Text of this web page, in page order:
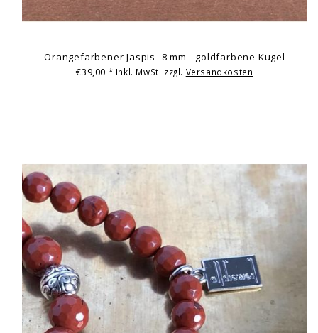
Orangefarbener Jaspis- 8 mm - goldfarbene Kugel
€39,00 * Inkl. MwSt. zzgl. Versandkosten